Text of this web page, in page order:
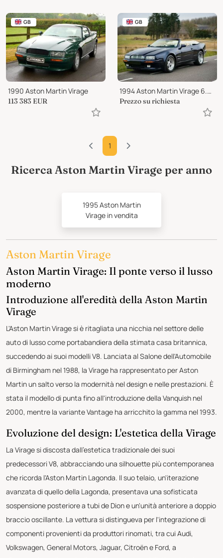
GB
1990 Aston Martin Virage
113 383 EUR
GB
1994 Aston Martin Virage 6.3 Volante
Prezzo su richiesta
1
Ricerca Aston Martin Virage per anno
1995 Aston Martin
Virage in vendita
Aston Martin Virage
Aston Martin Virage: Il ponte verso il lusso
moderno
Introduzione all'eredità della Aston Martin
Virage
L'Aston Martin Virage si è ritagliata una nicchia nel settore delle
auto di lusso come portabandiera della stimata casa britannica,
succedendo ai suoi modelli V8. Lanciata al Salone dell'Automobile
di Birmingham nel 1988, la Virage ha rappresentato per Aston
Martin un salto verso la modernità nel design e nelle prestazioni. È
stata il modello di punta fino all'introduzione della Vanquish nel
2000, mentre la variante Vantage ha arricchito la gamma nel 1993.
Evoluzione del design: L'estetica della Virage
La Virage si discosta dall'estetica tradizionale dei suoi
predecessori V8, abbracciando una silhouette più contemporanea
che ricorda l'Aston Martin Lagonda. Il suo telaio, un'iterazione
avanzata di quello della Lagonda, presentava una sofisticata
sospensione posteriore a tubi de Dion e un'unità anteriore a doppio
braccio oscillante. La vettura si distingueva per l'integrazione di
componenti provenienti da produttori rinomati, tra cui Audi,
Volkswagen, General Motors, Jaguar, Citroën e Ford, a